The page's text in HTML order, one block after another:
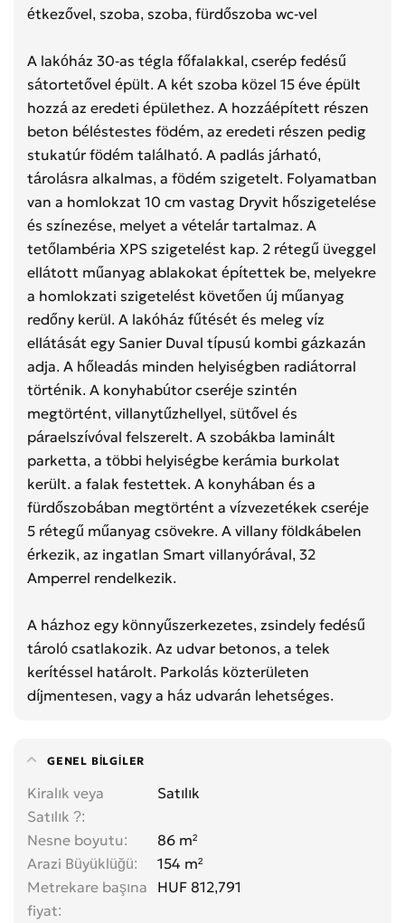
étkezővel, szoba, szoba, fürdőszoba wc-vel
A lakóház 30-as tégla főfalakkal, cserép fedésű
sátortetővel épült. A két szoba közel 15 éve épült
hozzá az eredeti épülethez. A hozzáépített részen
beton béléstestes födém, az eredeti részen pedig
stukatúr födém található. A padlás járható,
tárolásra alkalmas, a födém szigetelt. Folyamatban
van a homlokzat 10 cm vastag Dryvit hőszigetelése
és színezése, melyet a vételár tartalmaz. A
tetőlambéria XPS szigetelést kap. 2 rétegű üveggel
ellátott műanyag ablakokat építettek be, melyekre
a homlokzati szigetelést követően új műanyag
redőny kerül. A lakóház fűtését és meleg víz
ellátását egy Sanier Duval típusú kombi gázkazán
adja. A hőleadás minden helyiségben radiátorral
történik. A konyhabútor cseréje szintén
megtörtént, villanytűzhellyel, sütővel és
páraelszívóval felszerelt. A szobákba laminált
parketta, a többi helyiségbe kerámia burkolat
került. a falak festettek. A konyhában és a
fürdőszobában megtörtént a vízvezetékek cseréje
5 rétegű műanyag csövekre. A villany földkábelen
érkezik, az ingatlan Smart villanyórával, 32
Amperrel rendelkezik.
A házhoz egy könnyűszerkezetes, zsindely fedésű
tároló csatlakozik. Az udvar betonos, a telek
kerítéssel határolt. Parkolás közterületen
díjmentesen, vagy a ház udvarán lehetséges.
GENEL BILGILER
Kiralık veya
Satılık ?
Satılık
Nesne boyutu
86 m²
Arazi Büyüklüğü
154 m²
Metrekare başına
fiyat
HUF 812,791